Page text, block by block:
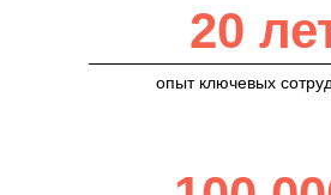
20
опыт ключевых